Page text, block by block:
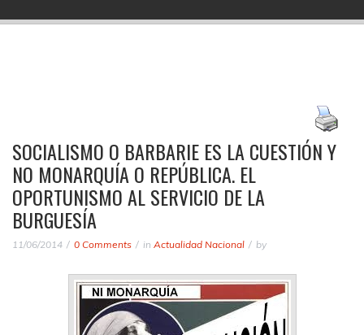
SOCIALISMO O BARBARIE ES LA CUESTIÓN Y
NO MONARQUÍA O REPÚBLICA. EL
OPORTUNISMO AL SERVICIO DE LA
BURGUESÍA
11/06/2014 0 Comments in Actualidad Nacional by